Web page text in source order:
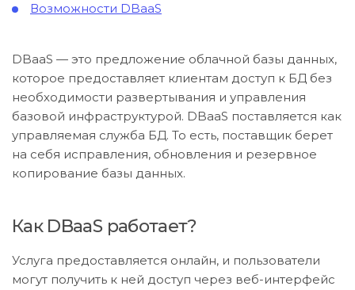
Возможности DBaaS
DBaaS — это предложение облачной базы данных,
которое предоставляет клиентам доступ к БД без
необходимости развертывания и управления
базовой инфраструктурой. DBaaS поставляется как
управляемая служба БД. То есть, поставщик берет
на себя исправления, обновления и резервное
копирование базы данных.
Как DBaaS работает?
Услуга предоставляется онлайн, и пользователи
могут получить к ней доступ через веб-интерфейс